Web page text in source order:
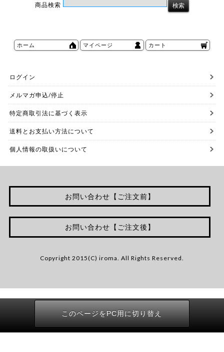
商品検索
ホーム マイページ カート
ログイン
メルマガ申込/停止
特定商取引法に基づく表示
送料とお支払い方法について
個人情報の取扱いについて
お問い合わせ【ご注文前】
お問い合わせ【ご注文後】
Copyright 2015(C) iroma. All Rights Reserved.
このページをPC用に切り替え